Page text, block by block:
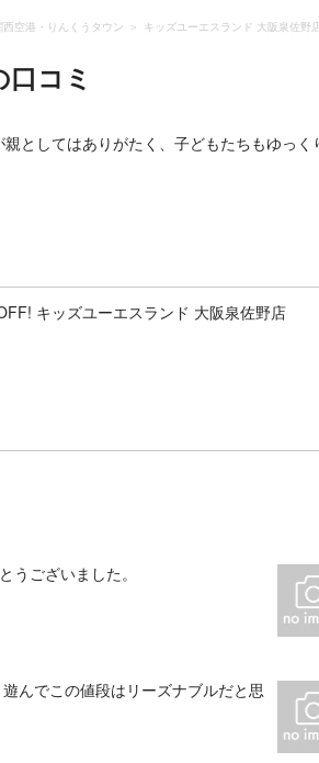
西空港・りんくうタウン キッズユーエスランド 大阪泉佐野
口コミ
としてはありがたく、子どもたちもゆっく
キッズユーエスランド 大阪泉佐野店
うございました。
んでこの値段はリーズナブルだと思